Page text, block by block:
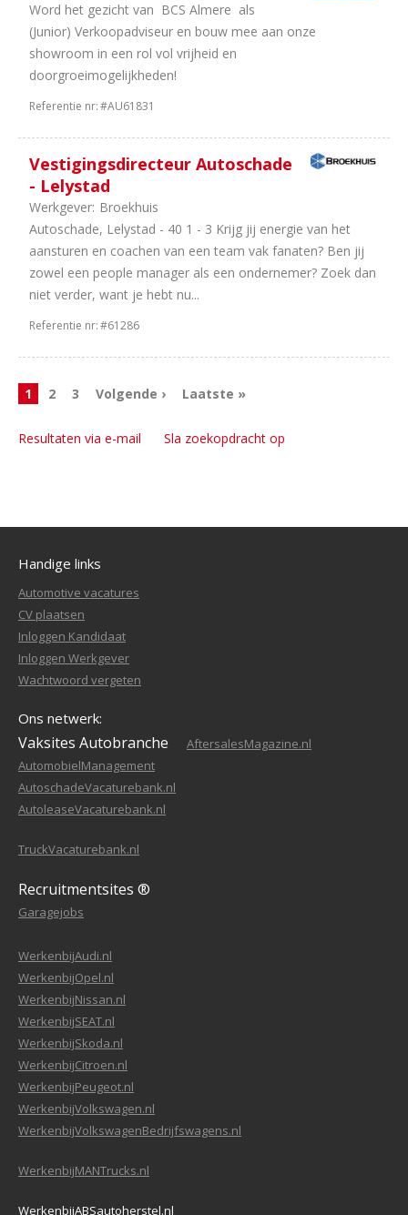
Word het gezicht van BCS Almere als
(Junior) Verkoopadviseur en bouw mee aan onze
showroom in een rol vol vrijheid en
doorgroeimogelijkheden!
Referentie nr:#AU61831
Vestigingsdirecteur Autoschade
- Lelystad
Werkgever: Broekhuis
Autoschade, Lelystad - 40 1 - 3 Krijg jij energie van het
aansturen en coachen van een team vak fanaten? Ben jij
zowel een people manager als een ondernemer? Zoek dan
niet verder, want je hebt nu...
Referentie nr:#61286
1 2 3 Volgende › Laatste »
Resultaten via e-mail Sla zoekopdracht op
Handige links
Automotive vacatures
CV plaatsen
Inloggen Kandidaat
Inloggen Werkgever
Wachtwoord vergeten
Ons netwerk:
Vaksites Autobranche
AftersalesMagazine.nl
AutomobielManagement
AutoschadeVacaturebank.nl
AutoleaseVacaturebank.nl
TruckVacaturebank.nl
Recruitmentsites ®
Garagejobs
WerkenbijAudi.nl
WerkenbijOpel.nl
WerkenbijNissan.nl
WerkenbijSEAT.nl
WerkenbijSkoda.nl
WerkenbijCitroen.nl
WerkenbijPeugeot.nl
WerkenbijVolkswagen.nl
WerkenbijVolkswagenBedrijfswagens.nl
WerkenbijMANTrucks.nl
WerkenbijABSautoherstel.nl